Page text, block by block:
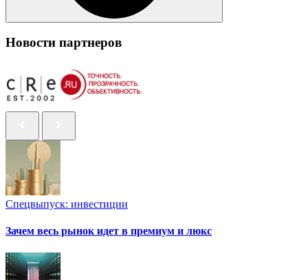
Новости партнеров
Спецвыпуск: инвестиции
Зачем весь рынок идет в премиум и люкс